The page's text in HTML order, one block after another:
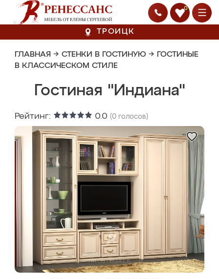
0
ТРОИЦК
ГЛАВНАЯ → СТЕНКИ В ГОСТИНУЮ → ГОСТИНЫЕ
В КЛАССИЧЕСКОМ СТИЛЕ
Гостиная "Индиана"
Рейтинг: 0.0 (0 голосов)